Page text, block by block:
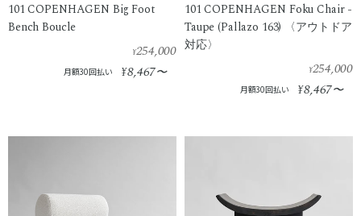
101 COPENHAGEN Big Foot
Bench Boucle
¥254,000
月額30回払い ¥8,467〜
101 COPENHAGEN Foku Chair -
Taupe (Pallazo 163) 〈アウトドア
対応〉
¥254,000
月額30回払い ¥8,467〜